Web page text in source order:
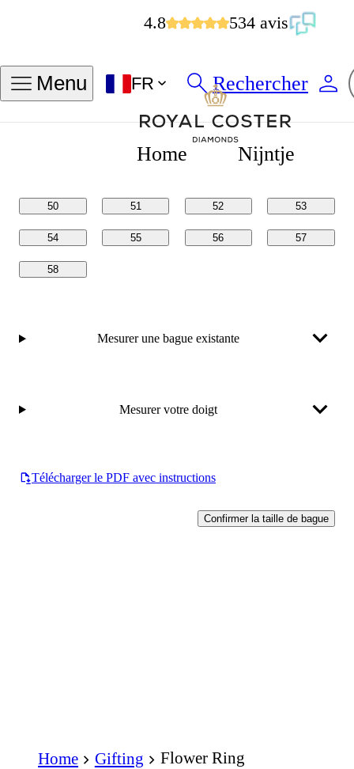
Trouver ma taille de bague
Tailles en
Tailles en
POUCES
50 51 52 53
54 55 56 57
58
Mesurer une bague existante
Mesurer votre doigt
Télécharger le PDF avec instructions
Confirmer la taille de bague
4.8 534 avis
Menu FR Rechercher
Home Nijntje
Home Gifting Flower Ring